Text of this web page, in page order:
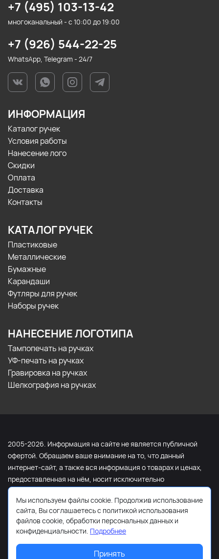
+7 (495) 103-13-42
многоканальный - с 10:00 до 19:00
+7 (926) 544-22-25
WhatsApp, Telegram - 24/7
ИНФОРМАЦИЯ
Каталог ручек
Условия работы
Нанесение лого
Скидки
Оплата
Доставка
Контакты
КАТАЛОГ РУЧЕК
Пластиковые
Металлические
Бумажные
Карандаши
Футляры для ручек
Наборы ручек
НАНЕСЕНИЕ ЛОГОТИПА
Тампопечать на ручках
УФ-печать на ручках
Гравировка на ручках
Шелкография на ручках
2005-2026. Информация на сайте не является публичной
офертой. Обращаем ваше внимание на то, что данный
интернет-сайт, а также вся информация о товарах и ценах,
предоставленная на нём, носит исключительно
информационный характер и ни при каких условиях не
является публичной офертой, определяемой положениями
Статьи 437 Гражданского кодекса Российской Федерации.
Для получения подробной информации о наличии и
стоимости указанных товаров и (или) услуг, пожалуйста,
обращайтесь к менеджеру сайта с помощью специальной
Мы используем файлы cookie. Продолжив использование
сайта, Вы соглашаетесь с политикой использования
файлов cookie, обработки персональных данных и
конфиденциальности. Подробнее
Принять